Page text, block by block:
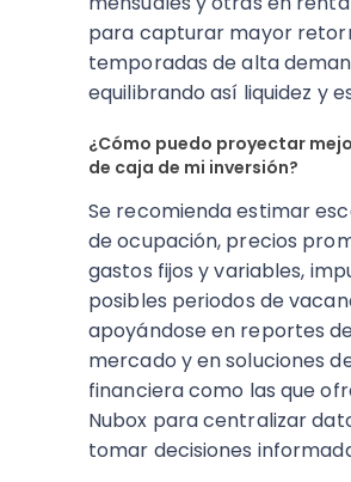
para capturar mayor
temporadas de alta
equilibrando así liquidez y
¿Cómo puedo proyectar
de caja de mi inversión?
Se recomienda estimar
de ocupación, precios
gastos fijos y variables,
posibles periodos de
apoyándose en reportes
mercado y en soluciones
financiera como las que
Nubox para centralizar
tomar decisiones